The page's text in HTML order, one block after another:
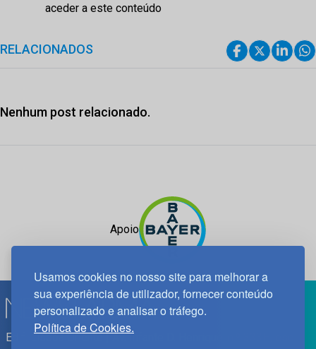
Usamos cookies no nosso site para melhorar a
sua experiência de utilizador, fornecer conteúdo
personalizado e analisar o tráfego.
Política de Cookies.
aceder a este conteúdo
RELACIONADOS
Nenhum post relacionado.
Apoio
Edif. Lisboa Oriente | Av. Infante D. Henrique, n.º 333H, esc.